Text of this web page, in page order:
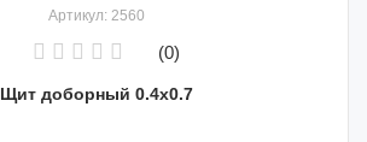
Артикул: 2560
(0)
Щит доборный 0.4x0.7